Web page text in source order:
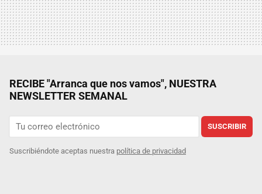
RECIBE "Arranca que nos vamos", NUESTRA
NEWSLETTER SEMANAL
SUSCRIBIR
Suscribiéndote aceptas nuestra política de privacidad